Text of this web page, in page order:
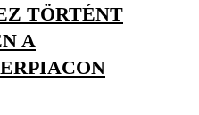
TÖRTÉNT
A